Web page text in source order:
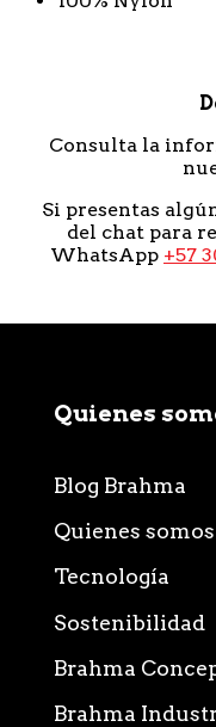
Consulta la
Si presentas
del chat para
WhatsApp +57
Quienes
Blog Brahma
Quienes somos
Tecnología
Sostenibilidad
Brahma
Brahma